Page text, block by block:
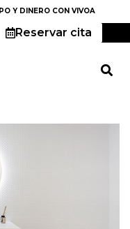
Y DINERO CON VIVOA
Reservar cita